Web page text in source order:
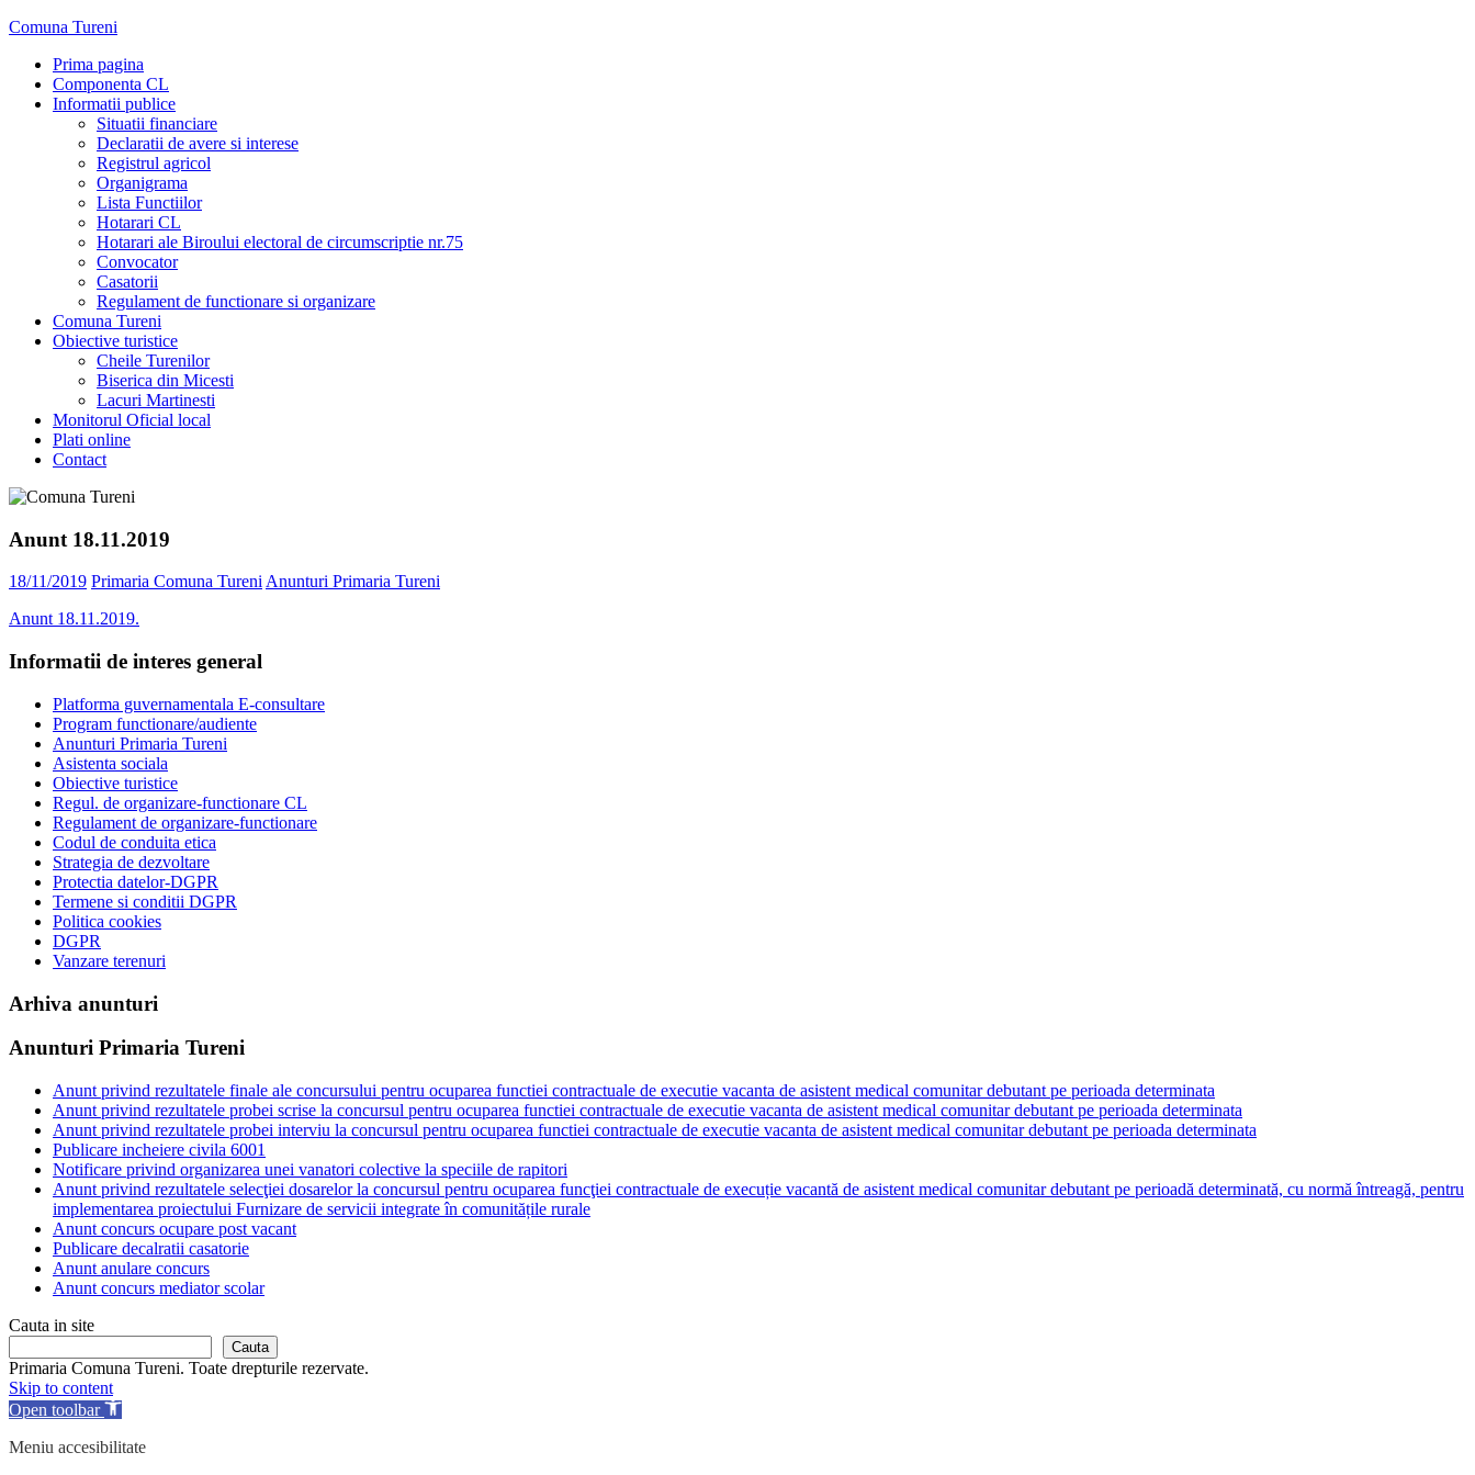
Skip
content
Comuna Tureni
Prima pagina
Componenta CL
Informatii publice
Situatii financiare
Declaratii de avere si interese
Registrul agricol
Organigrama
Lista Functiilor
Hotarari CL
Hotarari ale Biroului electoral de circumscriptie nr.75
Convocator
Casatorii
Regulament de functionare si organizare
Comuna Tureni
Obiective turistice
Cheile Turenilor
Biserica din Micesti
Lacuri Martinesti
Monitorul Oficial local
Plati online
Contact
Anunt 18.11.2019
18/11/2019 Primaria Comuna TureniAnunturi Primaria Tureni
Anunt 18.11.2019.
Informatii de interes general
Platforma guvernamentala E-consultare
Program functionare/audiente
Anunturi Primaria Tureni
Asistenta sociala
Obiective turistice
Regul. de organizare-functionare CL
Regulament de organizare-functionare
Codul de conduita etica
Strategia de dezvoltare
Protectia datelor-DGPR
Termene si conditii DGPR
Politica cookies
DGPR
Vanzare terenuri
Arhiva anunturi
Anunturi Primaria Tureni
Anunt privind rezultatele finale ale concursului pentru ocuparea functiei contractuale de executie vacanta de asistent medical comunitar debutant pe perioada determinata
Anunt privind rezultatele probei scrise la concursul pentru ocuparea functiei contractuale de executie vacanta de asistent medical comunitar debutant pe perioada determinata
Anunt privind rezultatele probei interviu la concursul pentru ocuparea functiei contractuale de executie vacanta de asistent medical comunitar debutant pe perioada determinata
Publicare incheiere civila 6001
Notificare privind organizarea unei vanatori colective la speciile de rapitori
Anunt privind rezultatele selecţiei dosarelor la concursul pentru ocuparea funcţiei contractuale de execuție vacantă de asistent medical comunitar debutant pe perioadă determinată, cu normă întreagă, pentru
implementarea proiectului Furnizare de servicii integrate în comunitățile rurale
Anunt concurs ocupare post vacant
Publicare decalratii casatorie
Anunt anulare concurs
Anunt concurs mediator scolar
Cauta in site
Cauta
Primaria Comuna Tureni. Toate drepturile rezervate.
Skip to content
Open toolbar
Meniu accesibilitate